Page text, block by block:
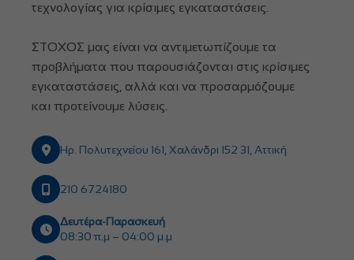
τεχνολογίας για κρίσιμες εγκαταστάσεις.
ΣΤΟΧΟΣ μας είναι να αντιμετωπίζουμε τα
προβλήματα που παρουσιάζονται στις κρίσιμες
εγκαταστάσεις, αλλά και να προσαρμόζουμε
και προτείνουμε λύσεις.
Ηρ. Πολυτεχνείου 161, Χαλάνδρι 152 31, Αττική
210 6724180
Δευτέρα-Παρασκευή
08:30 π.μ – 04:00 μ.μ